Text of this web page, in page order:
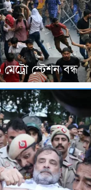
মেট্রো স্টেশন বন্ধ